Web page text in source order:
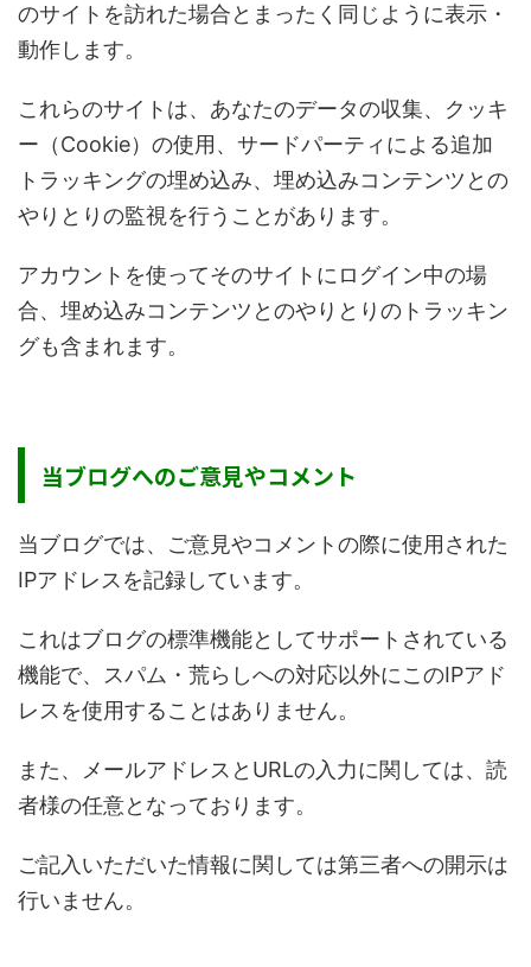
のサイトを訪れた場合とまったく同じように表示・
動作します。
これらのサイトは、あなたのデータの収集、クッキ
ー（Cookie）の使用、サードパーティによる追加
トラッキングの埋め込み、埋め込みコンテンツとの
やりとりの監視を行うことがあります。
アカウントを使ってそのサイトにログイン中の場
合、埋め込みコンテンツとのやりとりのトラッキン
グも含まれます。
当ブログへのご意見やコメント
当ブログでは、ご意見やコメントの際に使用された
IPアドレスを記録しています。
これはブログの標準機能としてサポートされている
機能で、スパム・荒らしへの対応以外にこのIPアド
レスを使用することはありません。
また、メールアドレスとURLの入力に関しては、読
者様の任意となっております。
ご記入いただいた情報に関しては第三者への開示は
行いません。